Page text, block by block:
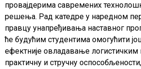
провајдерима савремених
решења. Рад катедре у наредном
правцу унапређивања наставног
ће будућим студентима омогућити
ефектније овладавање
практичну и стручну